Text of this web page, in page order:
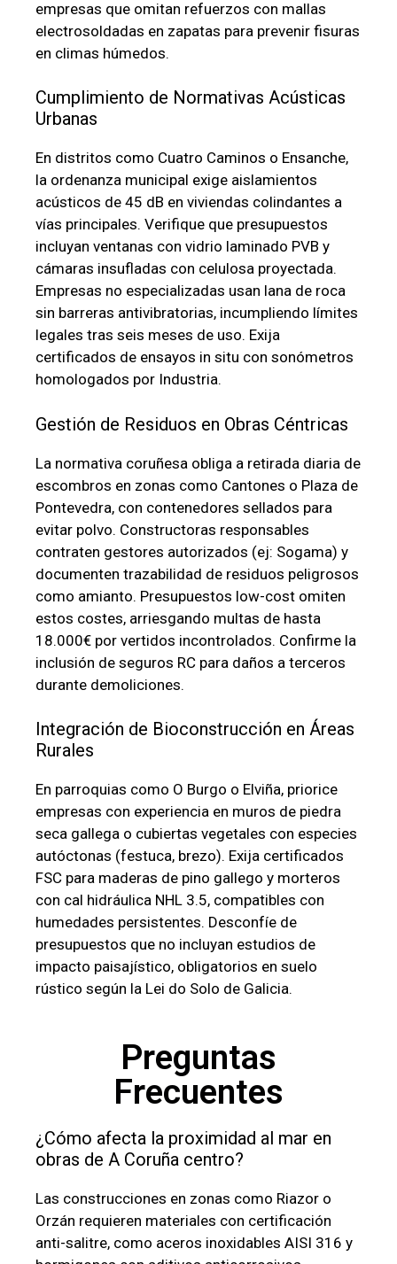
empresas que omitan refuerzos con mallas
electrosoldadas en zapatas para prevenir fisuras
en climas húmedos.
Cumplimiento de Normativas Acústicas
Urbanas
En distritos como Cuatro Caminos o Ensanche,
la ordenanza municipal exige aislamientos
acústicos de 45 dB en viviendas colindantes a
vías principales. Verifique que presupuestos
incluyan ventanas con vidrio laminado PVB y
cámaras insufladas con celulosa proyectada.
Empresas no especializadas usan lana de roca
sin barreras antivibratorias, incumpliendo límites
legales tras seis meses de uso. Exija
certificados de ensayos in situ con sonómetros
homologados por Industria.
Gestión de Residuos en Obras Céntricas
La normativa coruñesa obliga a retirada diaria de
escombros en zonas como Cantones o Plaza de
Pontevedra, con contenedores sellados para
evitar polvo. Constructoras responsables
contraten gestores autorizados (ej: Sogama) y
documenten trazabilidad de residuos peligrosos
como amianto. Presupuestos low-cost omiten
estos costes, arriesgando multas de hasta
18.000€ por vertidos incontrolados. Confirme la
inclusión de seguros RC para daños a terceros
durante demoliciones.
Integración de Bioconstrucción en Áreas
Rurales
En parroquias como O Burgo o Elviña, priorice
empresas con experiencia en muros de piedra
seca gallega o cubiertas vegetales con especies
autóctonas (festuca, brezo). Exija certificados
FSC para maderas de pino gallego y morteros
con cal hidráulica NHL 3.5, compatibles con
humedades persistentes. Desconfíe de
presupuestos que no incluyan estudios de
impacto paisajístico, obligatorios en suelo
rústico según la Lei do Solo de Galicia.
Preguntas
Frecuentes
¿Cómo afecta la proximidad al mar en
obras de A Coruña centro?
Las construcciones en zonas como Riazor o
Orzán requieren materiales con certificación
anti-salitre, como aceros inoxidables AISI 316 y